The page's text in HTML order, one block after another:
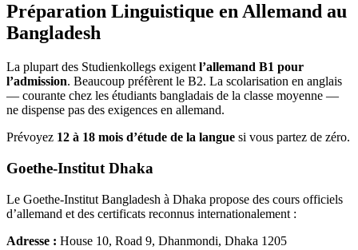
Préparation Linguistique en Allemand au
Bangladesh
La plupart des Studienkollegs exigent l’allemand B1 pour
l’admission. Beaucoup préfèrent le B2. La scolarisation en anglais
— courante chez les étudiants bangladais de la classe moyenne —
ne dispense pas des exigences en allemand.
Prévoyez 12 à 18 mois d’étude de la langue si vous partez de zéro.
Goethe-Institut Dhaka
Le Goethe-Institut Bangladesh à Dhaka propose des cours officiels
d’allemand et des certificats reconnus internationalement :
Adresse : House 10, Road 9, Dhanmondi, Dhaka 1205